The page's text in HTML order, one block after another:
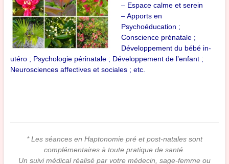
– Espace calme et serein
– Apports en
Psychoéducation ;
Conscience prénatale ;
Développement du bébé in-
utéro ; Psychologie périnatale ; Développement de l’enfant ;
Neurosciences affectives et sociales ; etc.
* Les séances en Haptonomie pré et post-natales sont
complémentaires à toute pratique de santé.
Un suivi médical réalisé par votre médecin, sage-femme ou